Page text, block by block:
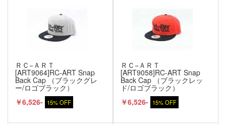
ＲＣ−ＡＲＴ
[ART9064]RC-ART Snap
Back Cap （ブラックグレ
ー/ロゴブラック）
￥6,526- 15% OFF
ＲＣ−ＡＲＴ
[ART9058]RC-ART Snap
Back Cap （ブラックレッ
ド/ロゴブラック）
￥6,526- 15% OFF